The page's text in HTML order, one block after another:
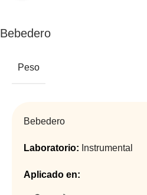
Bebedero
Peso
Bebedero
Laboratorio: Instrumental
Aplicado en: